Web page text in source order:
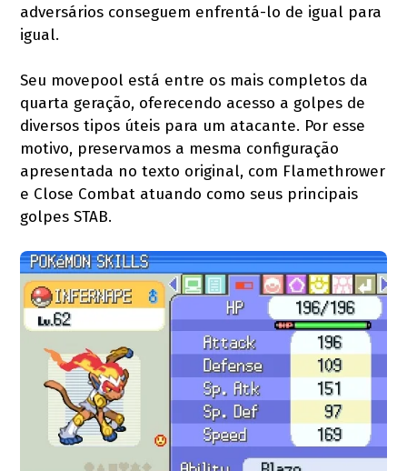
adversários conseguem enfrentá-lo de igual para
igual.
Seu movepool está entre os mais completos da
quarta geração, oferecendo acesso a golpes de
diversos tipos úteis para um atacante. Por esse
motivo, preservamos a mesma configuração
apresentada no texto original, com Flamethrower
e Close Combat atuando como seus principais
golpes STAB.